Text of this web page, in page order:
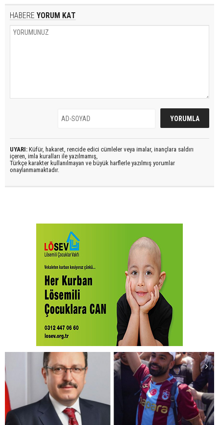
HABERE YORUM KAT
UYARI: Küfür, hakaret, rencide edici cümleler veya imalar, inançlara saldırı
içeren, imla kuralları ile yazılmamış,
Türkçe karakter kullanılmayan ve büyük harflerle yazılmış yorumlar
onaylanmamaktadır.